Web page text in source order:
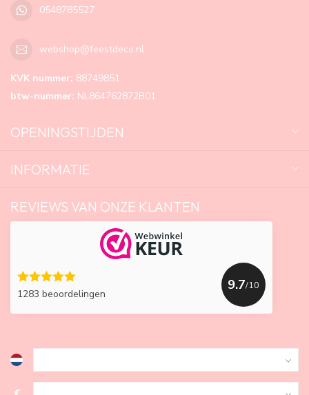
0548785527
webshop@feestdeco.nl
KVK nummer: 88749851
btw-nummer: NL864762872B01
OPENINGSTIJDEN
INFORMATIE
REVIEWS VAN ONZE KLANTEN
1283 beoordelingen
9.7/10